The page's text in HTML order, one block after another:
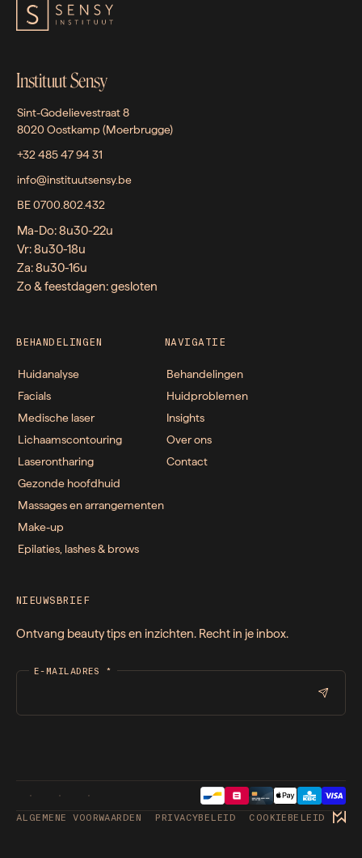
Instituut Sensy
Sint-Godelievestraat 8
8020 Oostkamp (Moerbrugge)
+32 485 47 94 31
info@instituutsensy.be
BE 0700.802.432
Ma-Do: 8u30-22u
Vr: 8u30-18u
Za: 8u30-16u
Zo & feestdagen: gesloten
BEHANDELINGEN
Huidanalyse
Facials
Medische laser
Lichaamscontouring
Laserontharing
Gezonde hoofdhuid
Massages en arrangementen
Make-up
Epilaties, lashes & brows
NAVIGATIE
Behandelingen
Huidproblemen
Insights
Over ons
Contact
NIEUWSBRIEF
Ontvang beauty tips en inzichten. Recht in je inbox.
E-MAILADRES *
ALGEMENE VOORWAARDEN PRIVACYBELEID COOKIEBELEID